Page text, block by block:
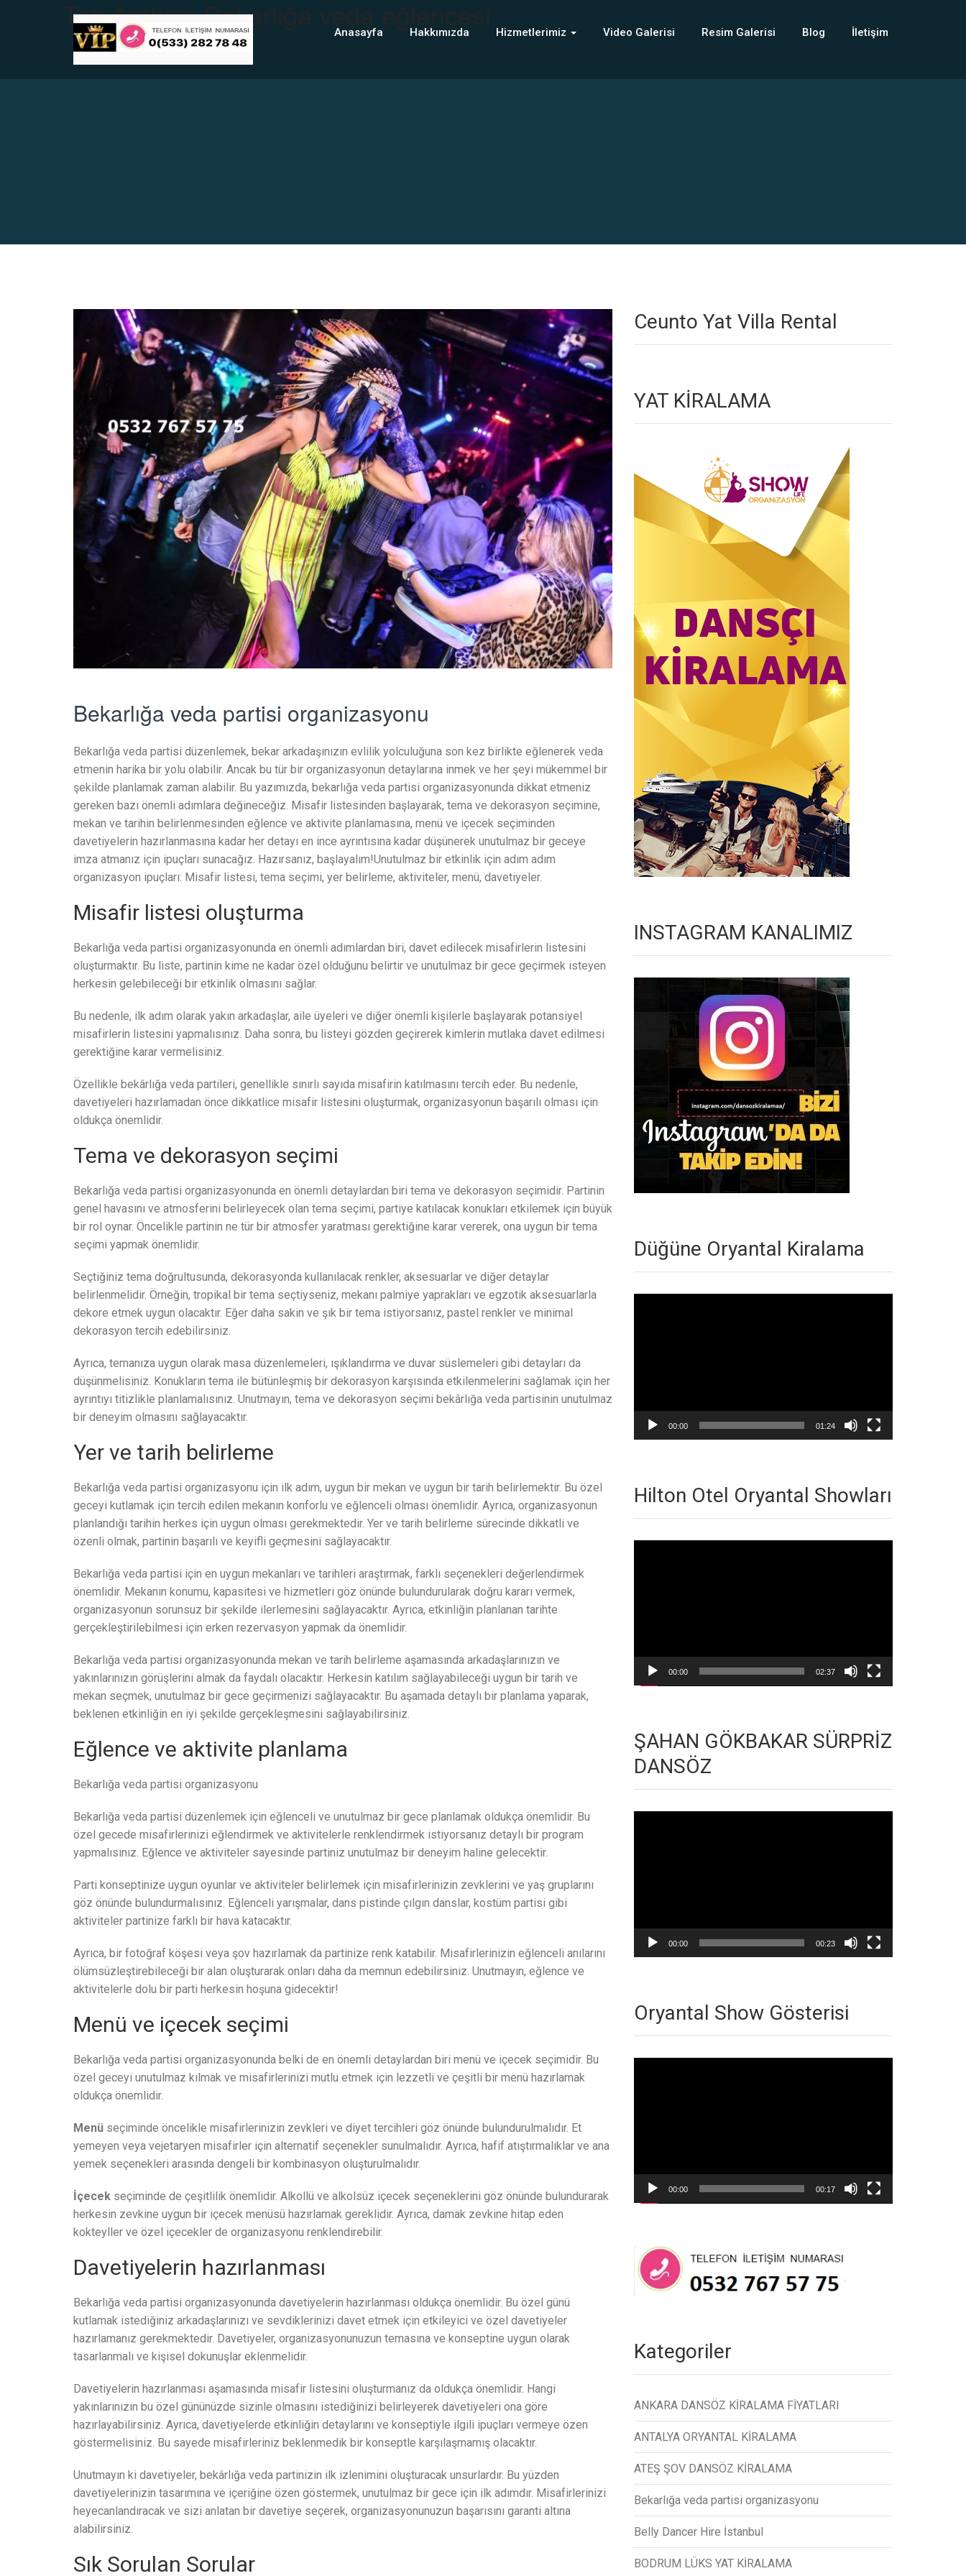
Anasayfa Hakkımızda Hizmetlerimiz Video Galerisi Resim Galerisi Blog İletişim
Tag ArchiveBekarlığa veda eğlencesi
Bekarlığa veda partisi organizasyonu
Bekarlığa veda partisi düzenlemek, bekar arkadaşınızın evlilik yolculuğuna son kez birlikte eğlenerek veda
etmenin harika bir yolu olabilir. Ancak bu tür bir organizasyonun detaylarına inmek ve her şeyi mükemmel bir
şekilde planlamak zaman alabilir. Bu yazımızda, bekarlığa veda partisi organizasyonunda dikkat etmeniz
gereken bazı önemli adımlara değineceğiz. Misafir listesinden başlayarak, tema ve dekorasyon seçimine,
mekan ve tarihin belirlenmesinden eğlence ve aktivite planlamasına, menü ve içecek seçiminden
davetiyelerin hazırlanmasına kadar her detayı en ince ayrıntısına kadar düşünerek unutulmaz bir geceye
imza atmanız için ipuçları sunacağız. Hazırsanız, başlayalım!Unutulmaz bir etkinlik için adım adım
organizasyon ipuçları: Misafir listesi, tema seçimi, yer belirleme, aktiviteler, menü, davetiyeler.
Misafir listesi oluşturma
Bekarlığa veda partisi organizasyonunda en önemli adımlardan biri, davet edilecek misafirlerin listesini
oluşturmaktır. Bu liste, partinin kime ne kadar özel olduğunu belirtir ve unutulmaz bir gece geçirmek isteyen
herkesin gelebileceği bir etkinlik olmasını sağlar.
Bu nedenle, ilk adım olarak yakın arkadaşlar, aile üyeleri ve diğer önemli kişilerle başlayarak potansiyel
misafirlerin listesini yapmalısınız. Daha sonra, bu listeyi gözden geçirerek kimlerin mutlaka davet edilmesi
gerektiğine karar vermelisiniz.
Özellikle bekârlığa veda partileri, genellikle sınırlı sayıda misafirin katılmasını tercih eder. Bu nedenle,
davetiyeleri hazırlamadan önce dikkatlice misafir listesini oluşturmak, organizasyonun başarılı olması için
oldukça önemlidir.
Tema ve dekorasyon seçimi
Bekarlığa veda partisi organizasyonunda en önemli detaylardan biri tema ve dekorasyon seçimidir. Partinin
genel havasını ve atmosferini belirleyecek olan tema seçimi, partiye katılacak konukları etkilemek için büyük
bir rol oynar. Öncelikle partinin ne tür bir atmosfer yaratması gerektiğine karar vererek, ona uygun bir tema
seçimi yapmak önemlidir.
Seçtiğiniz tema doğrultusunda, dekorasyonda kullanılacak renkler, aksesuarlar ve diğer detaylar
belirlenmelidir. Örneğin, tropikal bir tema seçtiyseniz, mekanı palmiye yaprakları ve egzotik aksesuarlarla
dekore etmek uygun olacaktır. Eğer daha sakin ve şık bir tema istiyorsanız, pastel renkler ve minimal
dekorasyon tercih edebilirsiniz.
Ayrıca, temanıza uygun olarak masa düzenlemeleri, ışıklandırma ve duvar süslemeleri gibi detayları da
düşünmelisiniz. Konukların tema ile bütünleşmiş bir dekorasyon karşısında etkilenmelerini sağlamak için her
ayrıntıyı titizlikle planlamalısınız. Unutmayın, tema ve dekorasyon seçimi bekârlığa veda partisinin unutulmaz
bir deneyim olmasını sağlayacaktır.
Yer ve tarih belirleme
Bekarlığa veda partisi organizasyonu için ilk adım, uygun bir mekan ve uygun bir tarih belirlemektir. Bu özel
geceyi kutlamak için tercih edilen mekanın konforlu ve eğlenceli olması önemlidir. Ayrıca, organizasyonun
planlandığı tarihin herkes için uygun olması gerekmektedir. Yer ve tarih belirleme sürecinde dikkatli ve
özenli olmak, partinin başarılı ve keyifli geçmesini sağlayacaktır.
Bekarlığa veda partisi için en uygun mekanları ve tarihleri araştırmak, farklı seçenekleri değerlendirmek
önemlidir. Mekanın konumu, kapasitesi ve hizmetleri göz önünde bulundurularak doğru kararı vermek,
organizasyonun sorunsuz bir şekilde ilerlemesini sağlayacaktır. Ayrıca, etkinliğin planlanan tarihte
gerçekleştirilebilmesi için erken rezervasyon yapmak da önemlidir.
Bekarlığa veda partisi organizasyonunda mekan ve tarih belirleme aşamasında arkadaşlarınızın ve
yakınlarınızın görüşlerini almak da faydalı olacaktır. Herkesin katılım sağlayabileceği uygun bir tarih ve
mekan seçmek, unutulmaz bir gece geçirmenizi sağlayacaktır. Bu aşamada detaylı bir planlama yaparak,
beklenen etkinliğin en iyi şekilde gerçekleşmesini sağlayabilirsiniz.
Eğlence ve aktivite planlama
Bekarlığa veda partisi organizasyonu
Bekarlığa veda partisi düzenlemek için eğlenceli ve unutulmaz bir gece planlamak oldukça önemlidir. Bu
özel gecede misafirlerinizi eğlendirmek ve aktivitelerle renklendirmek istiyorsanız detaylı bir program
yapmalısınız. Eğlence ve aktiviteler sayesinde partiniz unutulmaz bir deneyim haline gelecektir.
Parti konseptinize uygun oyunlar ve aktiviteler belirlemek için misafirlerinizin zevklerini ve yaş gruplarını
göz önünde bulundurmalısınız. Eğlenceli yarışmalar, dans pistinde çılgın danslar, kostüm partisi gibi
aktiviteler partinize farklı bir hava katacaktır.
Ayrıca, bir fotoğraf köşesi veya şov hazırlamak da partinize renk katabilir. Misafirlerinizin eğlenceli anılarını
ölümsüzleştirebileceği bir alan oluşturarak onları daha da memnun edebilirsiniz. Unutmayın, eğlence ve
aktivitelerle dolu bir parti herkesin hoşuna gidecektir!
Menü ve içecek seçimi
Bekarlığa veda partisi organizasyonunda belki de en önemli detaylardan biri menü ve içecek seçimidir. Bu
özel geceyi unutulmaz kılmak ve misafirlerinizi mutlu etmek için lezzetli ve çeşitli bir menü hazırlamak
oldukça önemlidir.
Menü seçiminde öncelikle misafirlerinizin zevkleri ve diyet tercihleri göz önünde bulundurulmalıdır. Et
yemeyen veya vejetaryen misafirler için alternatif seçenekler sunulmalıdır. Ayrıca, hafif atıştırmalıklar ve ana
yemek seçenekleri arasında dengeli bir kombinasyon oluşturulmalıdır.
İçecek seçiminde de çeşitlilik önemlidir. Alkollü ve alkolsüz içecek seçeneklerini göz önünde bulundurarak
herkesin zevkine uygun bir içecek menüsü hazırlamak gereklidir. Ayrıca, damak zevkine hitap eden
kokteyller ve özel içecekler de organizasyonu renklendirebilir.
Davetiyelerin hazırlanması
Bekarlığa veda partisi organizasyonunda davetiyelerin hazırlanması oldukça önemlidir. Bu özel günü
kutlamak istediğiniz arkadaşlarınızı ve sevdiklerinizi davet etmek için etkileyici ve özel davetiyeler
hazırlamanız gerekmektedir. Davetiyeler, organizasyonunuzun temasına ve konseptine uygun olarak
tasarlanmalı ve kişisel dokunuşlar eklenmelidir.
Davetiyelerin hazırlanması aşamasında misafir listesini oluşturmanız da oldukça önemlidir. Hangi
yakınlarınızın bu özel gününüzde sizinle olmasını istediğinizi belirleyerek davetiyeleri ona göre
hazırlayabilirsiniz. Ayrıca, davetiyelerde etkinliğin detaylarını ve konseptiyle ilgili ipuçları vermeye özen
göstermelisiniz. Bu sayede misafirleriniz beklenmedik bir konseptle karşılaşmamış olacaktır.
Unutmayın ki davetiyeler, bekârlığa veda partinizin ilk izlenimini oluşturacak unsurlardır. Bu yüzden
davetiyelerinizin tasarımına ve içeriğine özen göstermek, unutulmaz bir gece için ilk adımdır. Misafirlerinizi
heyecanlandıracak ve sizi anlatan bir davetiye seçerek, organizasyonunuzun başarısını garanti altına
alabilirsiniz.
Sık Sorulan Sorular
Ceunto Yat Villa Rental
YAT KİRALAMA
INSTAGRAM KANALIMIZ
Düğüne Oryantal Kiralama
00:00 01:24
Hilton Otel Oryantal Showları
00:00 02:37
ŞAHAN GÖKBAKAR SÜRPRİZ
DANSÖZ
00:00 00:23
Oryantal Show Gösterisi
00:00 00:17
Kategoriler
ANKARA DANSÖZ KİRALAMA FİYATLARI
ANTALYA ORYANTAL KİRALAMA
ATEŞ ŞOV DANSÖZ KİRALAMA
Bekarlığa veda partisi organizasyonu
Belly Dancer Hire İstanbul
BODRUM LÜKS YAT KİRALAMA